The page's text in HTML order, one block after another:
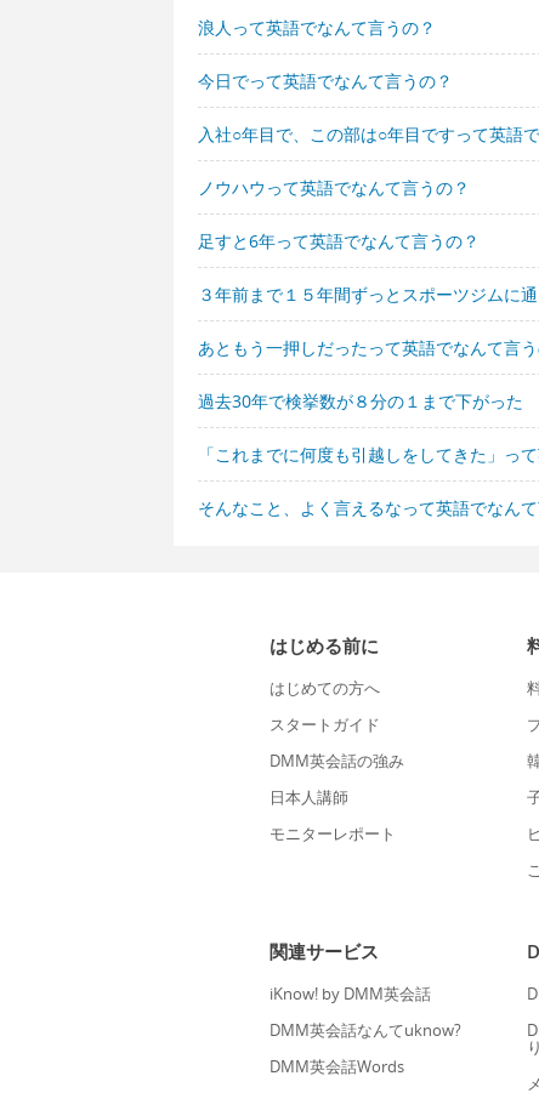
浪人って英語でなんて言うの？
今日でって英語でなんて言うの？
入社○年目で、この部は○年目ですって英語
ノウハウって英語でなんて言うの？
足すと6年って英語でなんて言うの？
３年前まで１５年間ずっとスポーツジムに
あともう一押しだったって英語でなんて言う
過去30年で検挙数が８分の１まで下がった
「これまでに何度も引越しをしてきた」っ
そんなこと、よく言えるなって英語でなん
はじめる前に
はじめての方へ
スタートガイド
DMM英会話の強み
日本人講師
モニターレポート
関連サービス
iKnow! by DMM英会話
DMM英会話なんてuknow?
DMM英会話Words